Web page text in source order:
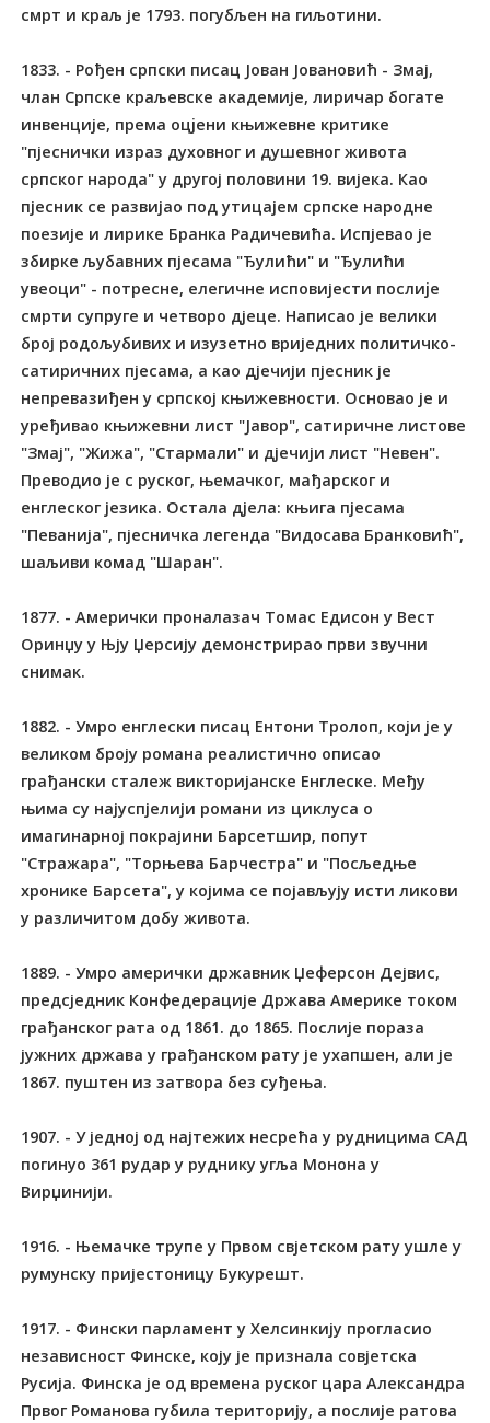
смрт и краљ је 1793. погубљен на гиљотини.
1833. - Рођен српски писац Јован Јовановић - Змај,
члан Српске краљевске академије, лиричар богате
инвенције, према оцjени књижевне критике
"пјеснички израз духовног и душевног живота
српског народа" у другој половини 19. вијека. Као
пјесник се развијао под утицајем српске народне
поезије и лирике Бранка Радичевића. Испјевао је
збирке љубавних пјесама "Ђулићи" и "Ђулићи
увеоци" - потресне, елегичне исповијести послиjе
смрти супруге и четворо дјеце. Написао је велики
број родољубивих и изузетно вриједних политичко-
сатиричних пјесама, а као дјечији пјесник је
непревазиђен у српској књижевности. Основао је и
уређивао књижевни лист "Јавор", сатиричне листове
"Змај", "Жижа", "Стармали" и дјечији лист "Невен".
Преводио је с руског, њемачког, мађарског и
енглеског језика. Остала дјела: књига пјесама
"Певанија", пјесничка легенда "Видосава Бранковић",
шаљиви комад "Шаран".
1877. - Амерички проналазач Томас Едисон у Вест
Оринџу у Њју Џерсију демонстрирао први звучни
снимак.
1882. - Умро енглески писац Ентони Тролоп, који је у
великом броју романа реалистично описао
грађански сталеж викторијанске Енглеске. Међу
њима су најуспјелији романи из циклуса о
имагинарној покрајини Барсетшир, попут
"Стражара", "Торњева Барчестра" и "Посљедње
хронике Барсета", у којима се појављују исти ликови
у различитом добу живота.
1889. - Умро амерички државник Џеферсон Дејвис,
предсједник Конфедерације Држава Америке током
грађанског рата од 1861. до 1865. Послије пораза
јужних држава у грађанском рату је ухапшен, али је
1867. пуштен из затвора без суђења.
1907. - У једној од најтежих несрећа у рудницима САД
погинуо 361 рудар у руднику угља Монона у
Вирџинији.
1916. - Њемачке трупе у Првом свјетском рату ушле у
румунску пријестоницу Букурешт.
1917. - Фински парламент у Хелсинкију прогласио
независност Финске, коју је признала совјетска
Русија. Финска је од времена руског цара Александра
Првог Романова губила територију, а послије ратова